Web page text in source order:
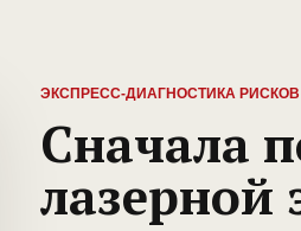
ЭКСПРЕСС-ДИАГНОСТИКА РИСКОВ
Сначала
лазерной